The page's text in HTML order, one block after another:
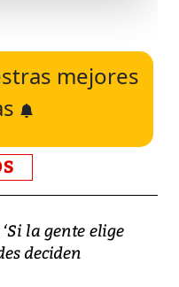
mejores
la gente elige
deciden